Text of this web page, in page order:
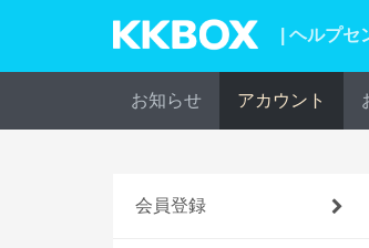
| ヘルプセ
お知らせ アカウント
会員登録